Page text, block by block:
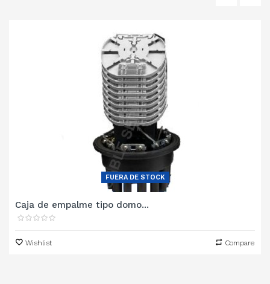
FUERA DE STOCK
Caja de empalme tipo domo...
Wishlist Compare